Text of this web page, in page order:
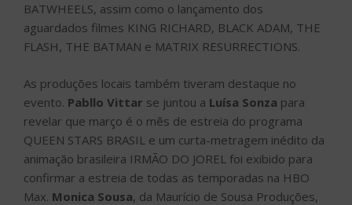
BATWHEELS, assim como o lançamento dos
aguardados filmes KING RICHARD, BLACK ADAM, THE
FLASH, THE BATMAN e MATRIX RESURRECTIONS.
As produções locais também tiveram destaque no
evento. Pabllo Vittar se juntou a Luísa Sonza para
revelar que março é o mês de estreia do programa
QUEEN STARS BRASIL e um curta-metragem inédito da
animação brasileira IRMÃO DO JOREL foi exibido para
confirmar a estreia de todas as temporadas na HBO
Max. Monica Sousa, da Maurício de Sousa Produções,